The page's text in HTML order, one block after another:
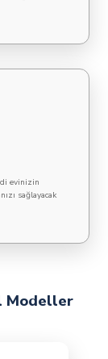
evinizin
sağlayacak
Modeller